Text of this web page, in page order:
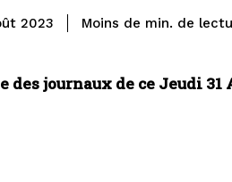
2023 Moins de min. de
des journaux de ce Jeudi 31